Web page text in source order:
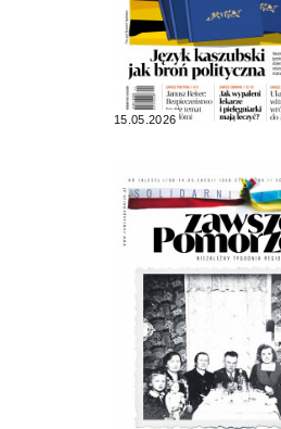
15.05.2026